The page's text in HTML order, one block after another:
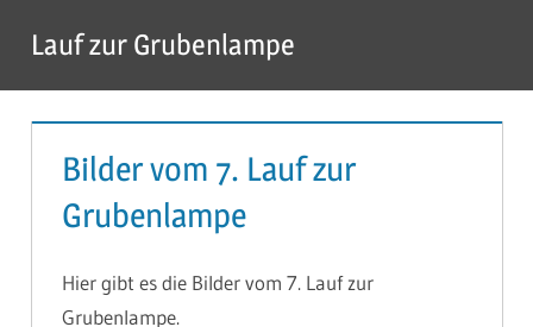
Inhalt
springen
Lauf zur Grubenlampe
Bilder vom 7. Lauf zur
Grubenlampe
Hier gibt es die Bilder vom 7. Lauf zur
Grubenlampe.